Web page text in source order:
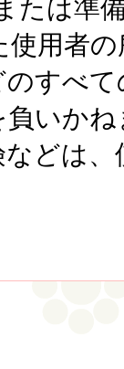
たは準
用者
すべ
負いか
どは